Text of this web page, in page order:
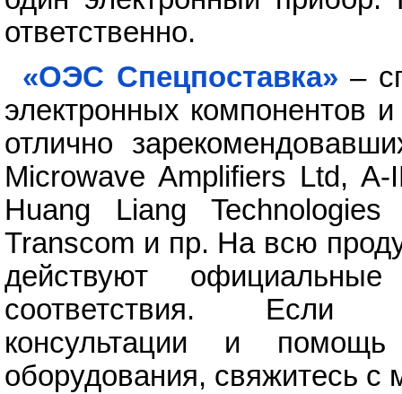
ответственно.
«ОЭС Спецпоставка» –
электронных компонентов
отлично
Microwave Amplifiers Ltd,
Huang Liang
Transcom и пр. На всю
действуют
соответствия. Если
консультации и
оборудования, свяжитесь